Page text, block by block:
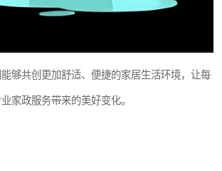
够共创更加舒适、便捷的家居生活环境，让每
家政服务带来的美好变化。